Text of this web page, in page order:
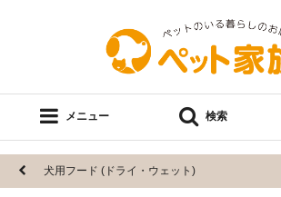
メニュー 検索
犬用フード (ドライ・ウェット)